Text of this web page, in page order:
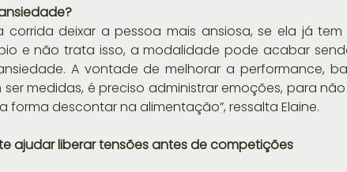
corrida deixar a pessoa mais ansiosa, se ela já
e não trata isso, a modalidade pode acabar
A vontade de melhorar a performance,
medidas, é preciso administrar emoções, para
forma descontar na alimentação”, ressalta Elaine.
ajudar liberar tensões antes de competições